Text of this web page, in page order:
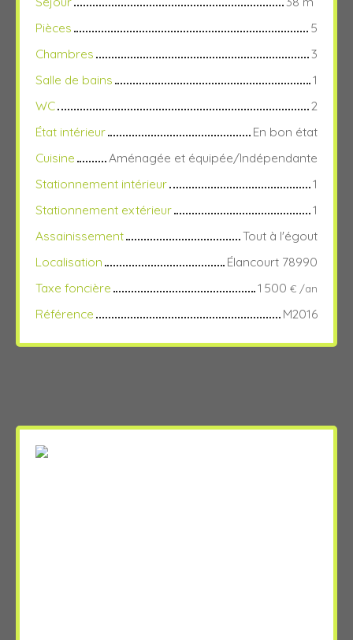
Pièces
5
Chambres
3
Salle de bains
1
WC
2
État intérieur
En bon état
Cuisine
Aménagée et équipée/Indépendante
Stationnement intérieur
1
Stationnement extérieur
1
Assainissement
Tout à l'égout
Localisation
Élancourt 78990
Taxe foncière
1 500 € /an
Référence M2016